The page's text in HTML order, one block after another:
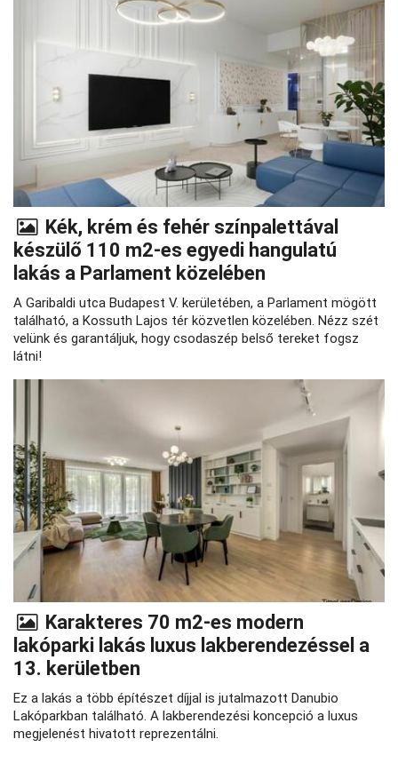
Kék, krém és fehér színpalettával
készülő 110 m2-es egyedi hangulatú
lakás a Parlament közelében
A Garibaldi utca Budapest V. kerületében, a Parlament mögött
található, a Kossuth Lajos tér közvetlen közelében. Nézz szét
velünk és garantáljuk, hogy csodaszép belső tereket fogsz
látni!
Karakteres 70 m2-es modern
lakóparki lakás luxus lakberendezéssel a
13. kerületben
Ez a lakás a több építészet díjjal is jutalmazott Danubio
Lakóparkban található. A lakberendezési koncepció a luxus
megjelenést hivatott reprezentálni.